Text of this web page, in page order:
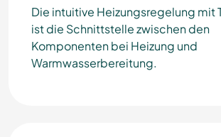
Die intuitive Heizungsregelung mit
ist die Schnittstelle zwischen den
Komponenten bei Heizung und
Warmwasserbereitung.